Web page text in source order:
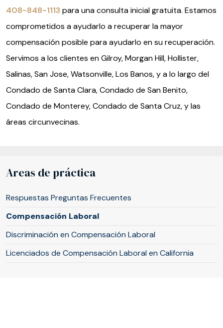
408-848-1113 para una consulta inicial gratuita. Estamos
comprometidos a ayudarlo a recuperar la mayor
compensación posible para ayudarlo en su recuperación.
Servimos a los clientes en Gilroy, Morgan Hill, Hollister,
Salinas, San Jose, Watsonville, Los Banos, y a lo largo del
Condado de Santa Clara, Condado de San Benito,
Condado de Monterey, Condado de Santa Cruz, y las
áreas circunvecinas.
Areas de práctica
Respuestas Preguntas Frecuentes
Compensación Laboral
Discriminación en Compensación Laboral
Licenciados de Compensación Laboral en California